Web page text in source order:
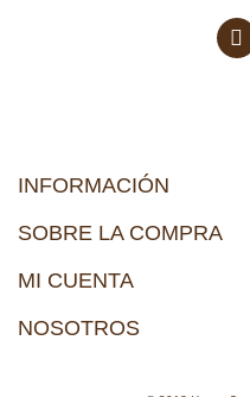
INFORMACIÓN
SOBRE LA COMPRA
MI CUENTA
NOSOTROS